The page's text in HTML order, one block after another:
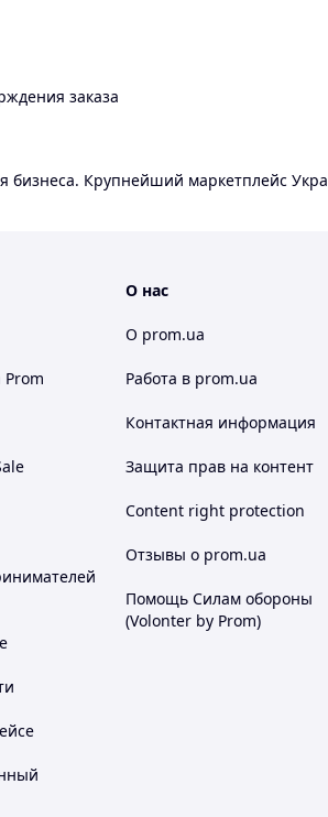
заказа
бизнеса. Крупнейший маркетплейс
Prom
О нас
О prom.ua
Работа в prom.ua
Контактная информация
Защита прав на контент
Content right protection
Отзывы о prom.ua
Помощь Силам обороны
(Volonter by Prom)